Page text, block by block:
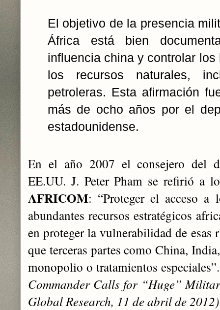
El objetivo de la presencia
África está bien
influencia china y controlar
los recursos naturales,
petroleras. Esta afirmación
más de ocho años por el
estadounidense.
En el año 2007 el consejero del
EE.UU. J. Peter Pham se refirió a
AFRICOM: “Proteger el acceso a
abundantes recursos estratégicos
en proteger la vulnerabilidad de esas
que terceras partes como China,
monopolio o tratamientos
Commander Calls for “Huge”
Global Research, 11 de abril de 2012)